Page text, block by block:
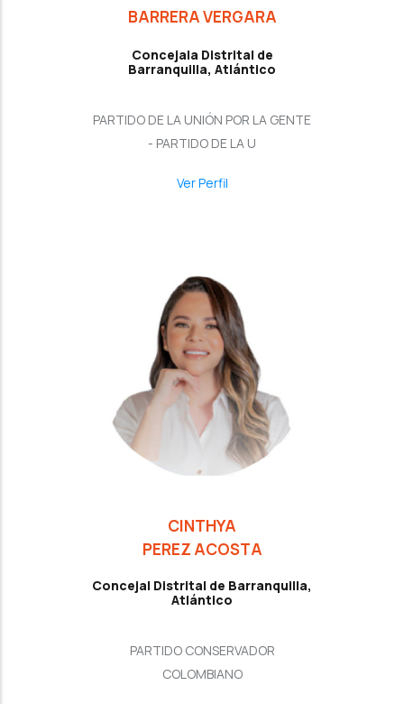
BARRERA VERGARA
Concejala Distrital de
Barranquilla, Atlántico
PARTIDO DE LA UNIÓN POR LA GENTE
- PARTIDO DE LA U
Ver Perfil
CINTHYA
PEREZ ACOSTA
Concejal Distrital de Barranquilla,
Atlántico
PARTIDO CONSERVADOR
COLOMBIANO